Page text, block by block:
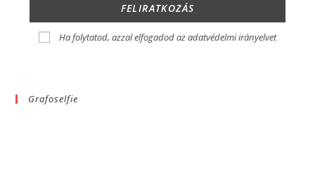
Ha folytatod, azzal elfogadod az adatvédelmi irányelvet
Grafoselfie